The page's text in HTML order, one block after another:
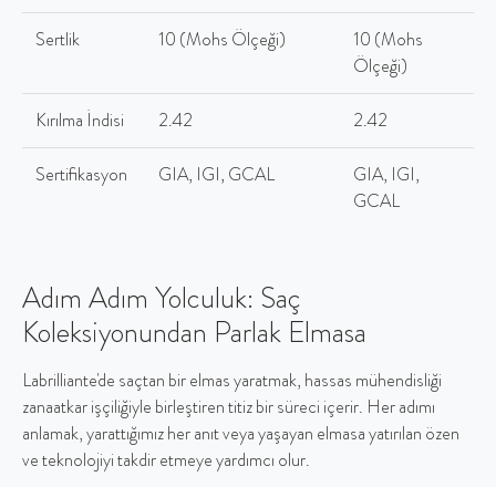
Sertlik 10 (Mohs Ölçeği)
10 (Mohs
Ölçeği)
Kırılma İndisi 2.42 2.42
Sertifikasyon GIA, IGI, GCAL
GIA, IGI,
GCAL
Adım Adım Yolculuk: Saç
Koleksiyonundan Parlak Elmasa
Labrilliante'de saçtan bir elmas yaratmak, hassas mühendisliği
zanaatkar işçiliğiyle birleştiren titiz bir süreci içerir. Her adımı
anlamak, yarattığımız her anıt veya yaşayan elmasa yatırılan özen
ve teknolojiyi takdir etmeye yardımcı olur.